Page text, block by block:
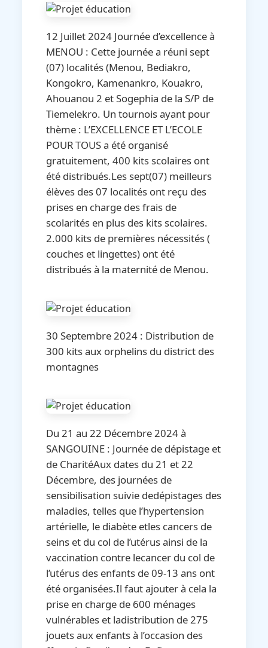
12 Juillet 2024 Journée d’excellence à
MENOU : Cette journée a réuni sept
(07) localités (Menou, Bediakro,
Kongokro, Kamenankro, Kouakro,
Ahouanou 2 et Sogephia de la S/P de
Tiemelekro. Un tournois ayant pour
thème : L’EXCELLENCE ET L’ECOLE
POUR TOUS a été organisé
gratuitement, 400 kits scolaires ont
été distribués.Les sept(07) meilleurs
élèves des 07 localités ont reçu des
prises en charge des frais de
scolarités en plus des kits scolaires.
2.000 kits de premières nécessités (
couches et lingettes) ont été
distribués à la maternité de Menou.
30 Septembre 2024 : Distribution de
300 kits aux orphelins du district des
montagnes
Du 21 au 22 Décembre 2024 à
SANGOUINE : Journée de dépistage et
de CharitéAux dates du 21 et 22
Décembre, des journées de
sensibilisation suivie dedépistages des
maladies, telles que l’hypertension
artérielle, le diabète etles cancers de
seins et du col de l’utérus ainsi de la
vaccination contre lecancer du col de
l’utérus des enfants de 09-13 ans ont
été organisées.Il faut ajouter à cela la
prise en charge de 600 ménages
vulnérables et ladistribution de 275
jouets aux enfants à l’occasion des